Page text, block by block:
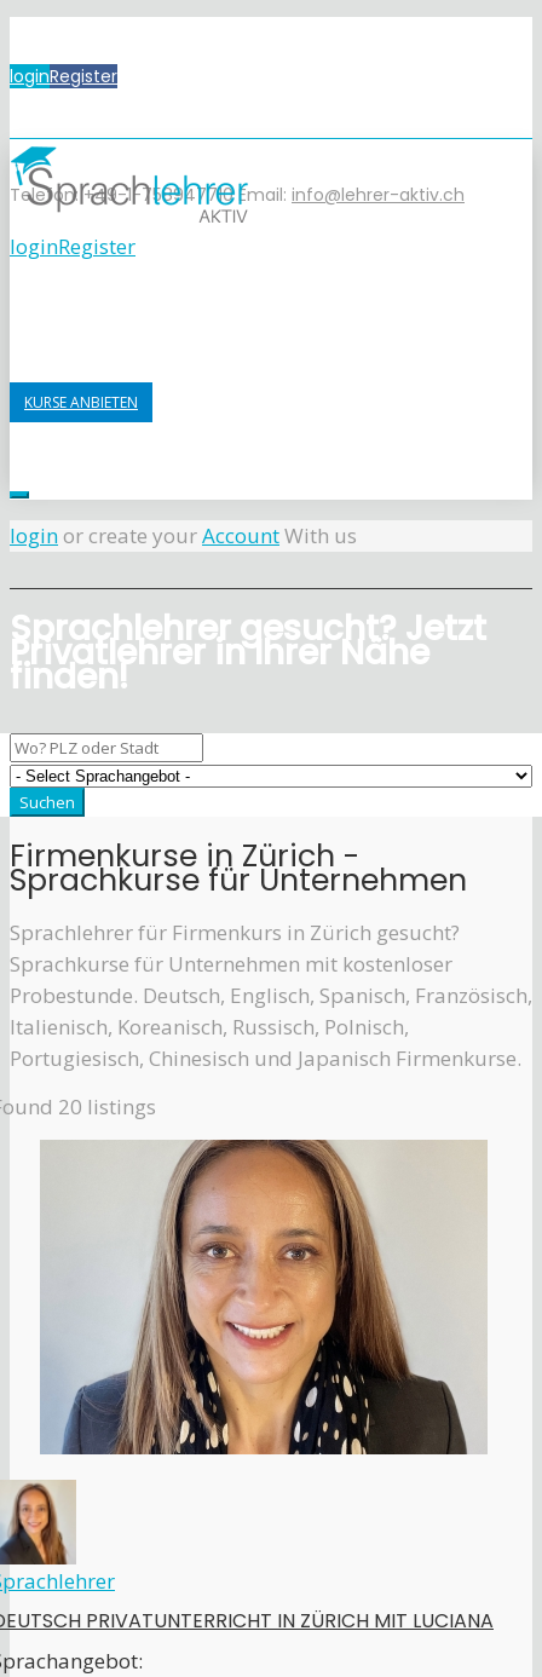
loginRegister
Telefon: +49-1-758947710 Email: info@lehrer-aktiv.ch
loginRegister
KURSE ANBIETEN
loginor create yourAccountWith us
Sprachlehrer gesucht? Jetzt
Privatlehrer in Ihrer Nähe
finden!
Firmenkurse in Zürich -
Sprachkurse für Unternehmen
Sprachlehrer für Firmenkurs in Zürich gesucht?
Sprachkurse für Unternehmen mit kostenloser
Probestunde. Deutsch, Englisch, Spanisch, Französisch,
Italienisch, Koreanisch, Russisch, Polnisch,
Portugiesisch, Chinesisch und Japanisch Firmenkurse.
20 listings
PRIVATUNTERRICHT IN ZÜRICH MIT LUCIANA